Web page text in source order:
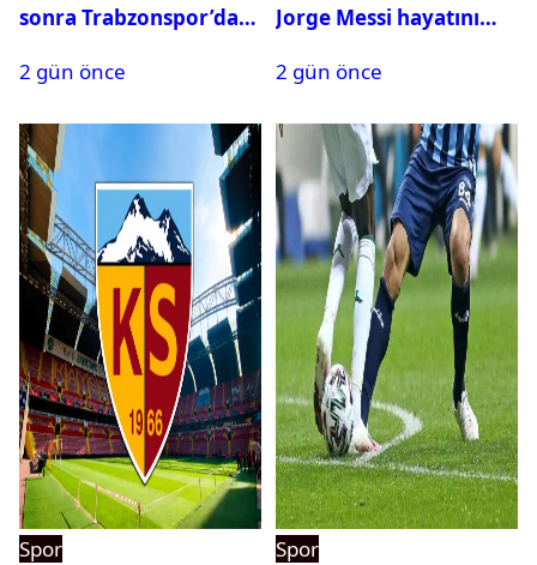
sonra Trabzonspor’dan
2 gün önce
Jorge Messi hayatını
2 gün önce
Spor
Spor